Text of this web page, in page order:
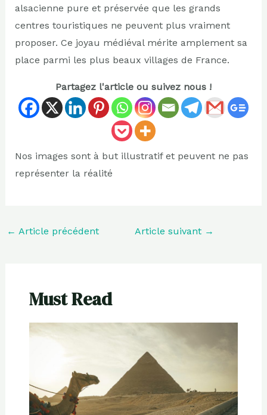
alsacienne pure et préservée que les grands
centres touristiques ne peuvent plus vraiment
proposer. Ce joyau médiéval mérite amplement sa
place parmi les plus beaux villages de France.
Partagez l'article ou suivez nous !
Nos images sont à but illustratif et peuvent ne pas
représenter la réalité
← Article précédent Article suivant →
Must Read